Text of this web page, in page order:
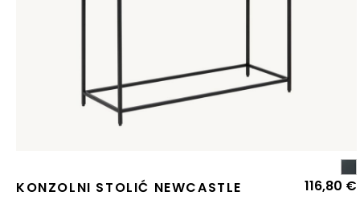
KONZOLNI STOLIĆ NEWCASTLE 116,80 €